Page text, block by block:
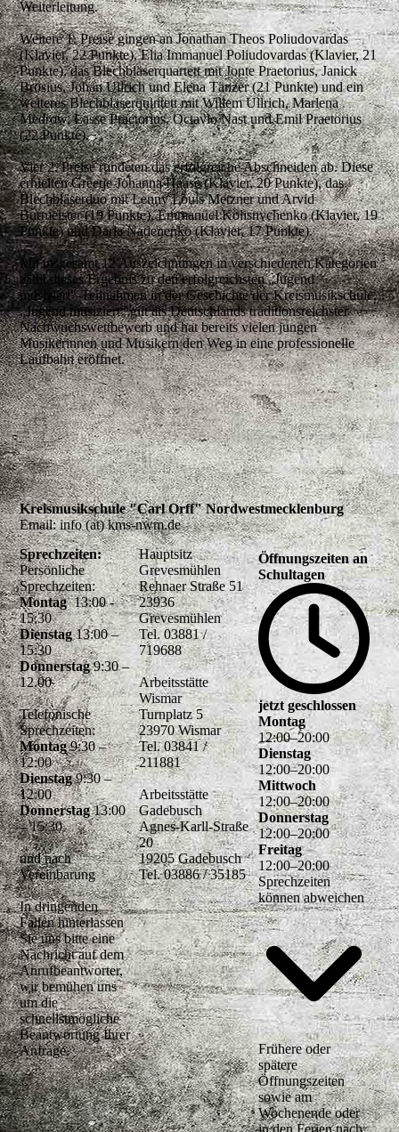
Weiterleitung.
Weitere 1. Preise gingen an Jonathan Theos Poliudovardas
(Klavier, 22 Punkte), Elia Immanuel Poliudovardas (Klavier, 21
Punkte), das Blechbläserquartett mit Jonte Praetorius, Janick
Brosius, Johan Ullrich und Elena Tänzer (21 Punkte) und ein
weiteres Blechbläserquintett mit Willem Ullrich, Marlena
Medrow, Lasse Praetorius, Octavio Nast und Emil Praetorius
(22 Punkte).
Vier 2. Preise rundeten das erfolgreiche Abschneiden ab. Diese
erhielten Greetje Johanna Haase (Klavier, 20 Punkte), das
Blechbläserduo mit Lenny Louis Metzner und Arvid
Burmeister (19 Punkte), Emmanuel Kolisnychenko (Klavier, 19
Punkte) und Daria Nadenenko (Klavier, 17 Punkte).
Mit insgesamt 12 Auszeichnungen in verschiedenen Kategorien
zählt dieses Ergebnis zu den erfolgreichsten „Jugend
musiziert“-Teilnahmen in der Geschichte der Kreismusikschule.
„Jugend musiziert“ gilt als Deutschlands traditionsreichster
Nachwuchswettbewerb und hat bereits vielen jungen
Musikerinnen und Musikern den Weg in eine professionelle
Laufbahn eröffnet.
Kreismusikschule "Carl Orff" Nordwestmecklenburg
Email: info (at) kms-nwm.de
Sprechzeiten:
Persönliche
Sprechzeiten:
Montag13:00 -
15:30
Dienstag13:00 –
15:30
Donnerstag9:30 –
12.00
Telefonische
Sprechzeiten:
Montag9:30 –
12:00
Dienstag9:30 –
12:00
Donnerstag13:00
– 15:30
und nach
Vereinbarung
In dringenden
Fällen hinterlassen
Sie uns bitte eine
Nachricht auf dem
Anrufbeantworter,
wir bemühen uns
um die
schnellstmögliche
Beantwortung Ihrer
Anfrage.
Hauptsitz
Grevesmühlen
Rehnaer Straße 51
23936
Grevesmühlen
Tel. 03881 /
719688
Arbeitsstätte
Wismar
Turnplatz 5
23970 Wismar
Tel. 03841 /
211881
Arbeitsstätte
Gadebusch
Agnes-Karll-Straße
20
19205 Gadebusch
Tel. 03886 / 35185
Öffnungszeiten an
Schultagen
jetzt geschlossen
Montag
12:00–20:00
Dienstag
12:00–20:00
Mittwoch
12:00–20:00
Donnerstag
12:00–20:00
Freitag
12:00–20:00
Sprechzeiten
können abweichen
Frühere oder
spätere
Öffnungszeiten
sowie am
Wochenende oder
in den Ferien nach